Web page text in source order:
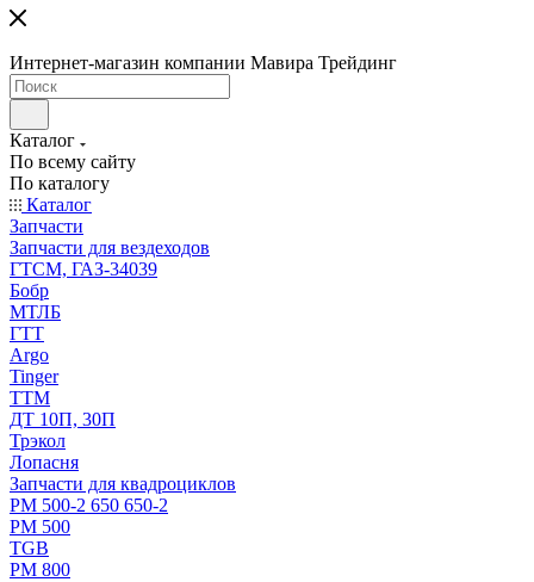
Интернет-магазин компании Мавира Трейдинг
Каталог
По всему сайту
По каталогу
Каталог
Запчасти
Запчасти для вездеходов
ГТСМ, ГАЗ-34039
Бобр
МТЛБ
ГТТ
Argo
Tinger
ТТМ
ДТ 10П, 30П
Трэкол
Лопасня
Запчасти для квадроциклов
РМ 500-2 650 650-2
РМ 500
TGB
РМ 800